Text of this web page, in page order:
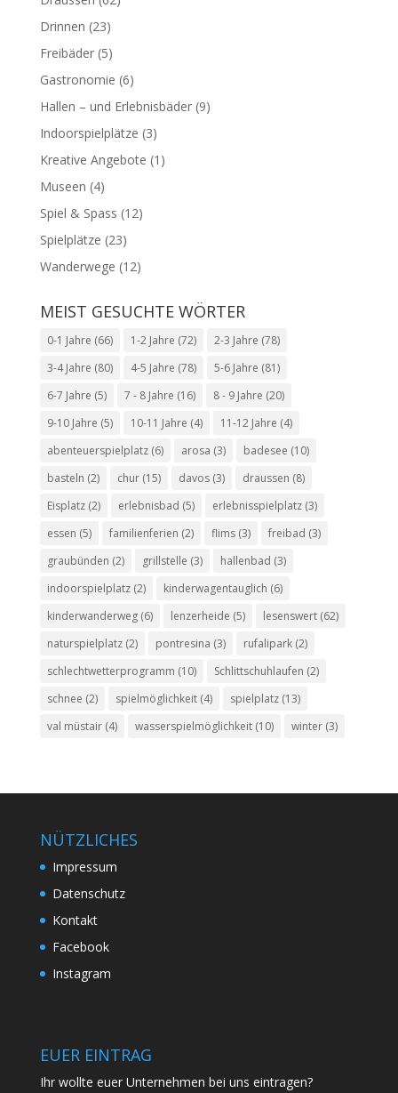
Drinnen (23)
Freibäder(5)
Gastronomie (6)
Hallen – und Erlebnisbäder(9)
Indoorspielplätze (3)
Kreative Angebote (1)
Museen (4)
Spiel & Spass (12)
Spielplätze (23)
Wanderwege (12)
MEIST GESUCHTE WÖRTER
0-1 Jahre (66) 1-2 Jahre (72) 2-3 Jahre (78)
3-4 Jahre (80) 4-5 Jahre (78) 5-6 Jahre (81)
6-7 Jahre (5) 7 - 8 Jahre (16) 8 - 9 Jahre (20)
9-10 Jahre (5) 10-11 Jahre (4) 11-12 Jahre (4)
abenteuerspielplatz(6) arosa (3) badesee (10)
basteln (2) chur(15) davos(3) draussen (8)
Eisplatz(2) erlebnisbad (5) erlebnisspielplatz(3)
essen (5) familienferien (2) flims(3) freibad (3)
graubünden (2) grillstelle (3) hallenbad (3)
indoorspielplatz(2) kinderwagentauglich (6)
kinderwanderweg(6) lenzerheide (5) lesenswert(62)
naturspielplatz(2) pontresina (3) rufalipark(2)
schlechtwetterprogramm (10) Schlittschuhlaufen (2)
schnee (2) spielmöglichkeit(4) spielplatz(13)
val müstair(4) wasserspielmöglichkeit(10) winter(3)
NÜTZLICHES
Impressum
Datenschutz
Kontakt
Facebook
Instagram
EUER EINTRAG
Ihr wollte euer Unternehmen bei uns eintragen?